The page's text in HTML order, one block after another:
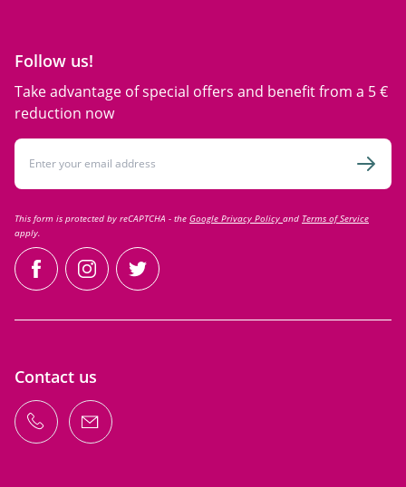
Follow us!
Take advantage of special offers and benefit from a 5 €
reduction now
Email Address
This form is protected by reCAPTCHA - the Google Privacy Policy and Terms of Service
apply.
facebookinstagramtwitter
Contact us